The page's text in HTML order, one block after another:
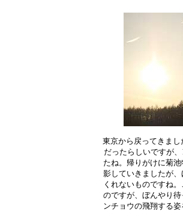
東京から戻ってきま
だったらしいですが
たね。帰りがけに菊
影していきましたが
くれないものですね
のですが、ぼんやり
ンチョウの飛翔する